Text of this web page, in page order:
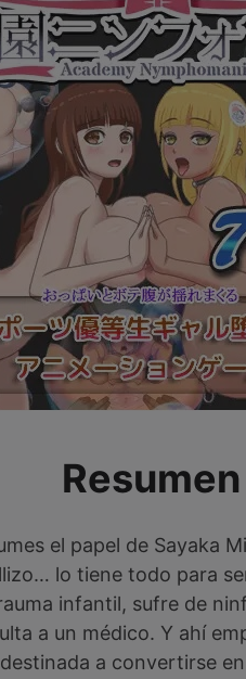
Resumen
el papel de Sayaka
lo tiene todo para
infantil, sufre de
a un médico. Y ahí
a convertirse